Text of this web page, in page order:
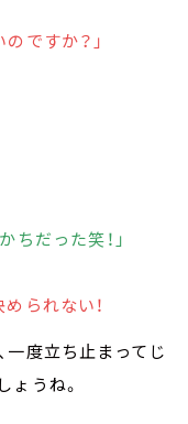
ですか？」
ちだった笑！」
られない！
一度立ち止まってじ
ょうね。